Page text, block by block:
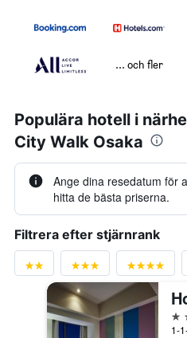
... och fler
Populära hotell i
City Walk Osaka
Ange dina resedatum för
hitta de bästa priserna.
Filtrera efter stjärnrank
4